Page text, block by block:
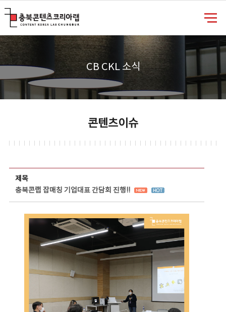
CB CKL 소식
콘텐츠이슈
제목
충북콘랩 잡매칭 기업대표 간담회 진행!!